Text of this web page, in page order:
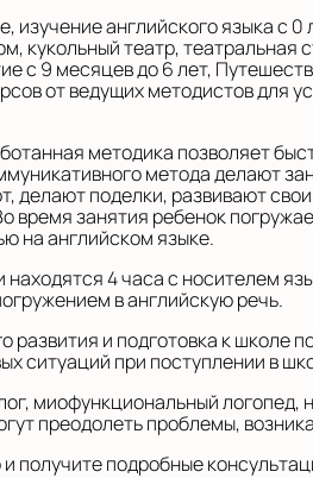
изучение английского языка с
кукольный театр, театральная
с 9 месяцев до 6 лет,
от ведущих методистов для
методика позволяет
метода делают
делают поделки, развивают
время занятия ребенок
на английском языке.
находятся 4 часа с носителем
в английскую речь.
развития и подготовка к школе
ситуаций при поступлении в
миофункциональный логопед,
преодолеть проблемы,
получите подробные